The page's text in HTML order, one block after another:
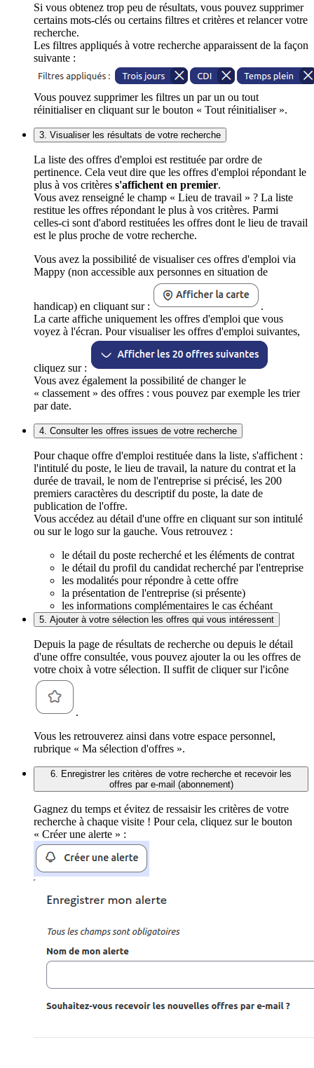
Si vous obtenez trop peu de résultats, vous pouvez supprimer
certains mots-clés ou certains filtres et critères et relancer votre
recherche.
Les filtres appliqués à votre recherche apparaissent de la façon
suivante :
Vous pouvez supprimer les filtres un par un ou tout
réinitialiser en cliquant sur le bouton « Tout réinitialiser ».
3. Visualiser les résultats de votre recherche
La liste des offres d'emploi est restituée par ordre de
pertinence. Cela veut dire que les offres d'emploi répondant le
plus à vos critères s'affichent en premier.
Vous avez renseigné le champ « Lieu de travail » ? La liste
restitue les offres répondant le plus à vos critères. Parmi
celles-ci sont d'abord restituées les offres dont le lieu de travail
est le plus proche de votre recherche.
Vous avez la possibilité de visualiser ces offres d'emploi via
Mappy (non accessible aux personnes en situation de
handicap) en cliquant sur :
.
La carte affiche uniquement les offres d'emploi que vous
voyez à l'écran. Pour visualiser les offres d'emploi suivantes,
cliquez sur :
Vous avez également la possibilité de changer le
« classement » des offres : vous pouvez par exemple les trier
par date.
4. Consulter les offres issues de votre recherche
Pour chaque offre d'emploi restituée dans la liste, s'affichent :
l'intitulé du poste, le lieu de travail, la nature du contrat et la
durée de travail, le nom de l'entreprise si précisé, les 200
premiers caractères du descriptif du poste, la date de
publication de l'offre.
Vous accédez au détail d'une offre en cliquant sur son intitulé
ou sur le logo sur la gauche. Vous retrouvez :
le détail du poste recherché et les éléments de contrat
le détail du profil du candidat recherché par l'entreprise
les modalités pour répondre à cette offre
la présentation de l'entreprise (si présente)
les informations complémentaires le cas échéant
5. Ajouter à votre sélection les offres qui vous intéressent
Depuis la page de résultats de recherche ou depuis le détail
d'une offre consultée, vous pouvez ajouter la ou les offres de
votre choix à votre sélection. Il suffit de cliquer sur l'icône
.
Vous les retrouverez ainsi dans votre espace personnel,
rubrique « Ma sélection d'offres ».
6. Enregistrer les critères de votre recherche et recevoir les
offres par e-mail (abonnement)
Gagnez du temps et évitez de ressaisir les critères de votre
recherche à chaque visite ! Pour cela, cliquez sur le bouton
« Créer une alerte » :